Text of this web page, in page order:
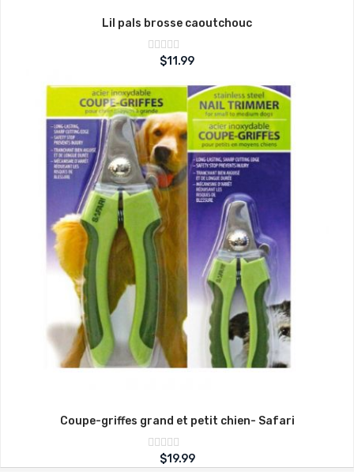
Lil pals brosse caoutchouc
Note
sur
$11.99
Coupe-griffes grand et petit chien- Safari
Note
0sur
$19.99